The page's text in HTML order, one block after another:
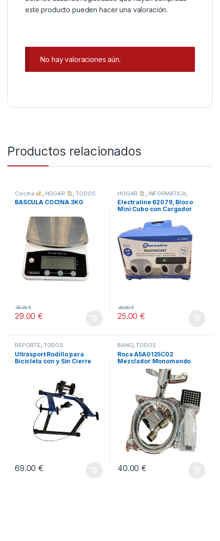
este producto pueden hacer una valoración.
No hay valoraciones aún.
Productos relacionados
Cocina , HOGAR ,TODOS
BASCULA COCINA 3KG
29.00€
35.00€
HOGAR , INFORMÁTICA,
TODOS
Electraline 62079, Bloco
Mini Cubo con Cargador
25.00€
40.00€
DEPORTE TODOS
Ultrasport Rodillo para
Bicicleta con y Sin Cierre
69.00€
BAÑO ,TODOS
Roca A5A0125C02
Mezclador Monomando
Baño-Ducha, Coleccion
Victoria, Cromado
40.00€